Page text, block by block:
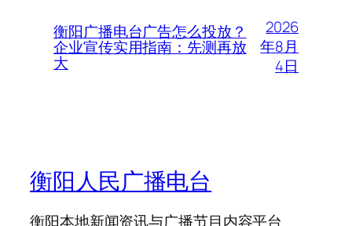
衡阳广播电台广告怎么投放？
企业宣传实用指南：先测再放
大
2026
年8月
4日
衡阳人民广播电台
衡阳本地新闻资讯与广播节目内容平台